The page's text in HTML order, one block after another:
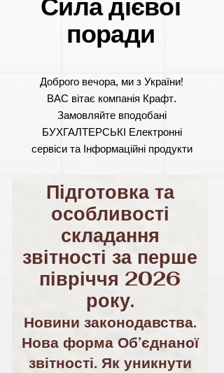
Сила дієвої
поради
Доброго вечора, ми з України!
ВАС вітає компанія Крафт.
Замовляйте вподобані
БУХГАЛТЕРСЬКІ Електронні
сервіси та Інформаційні продукти
Підготовка та
особливості
складання
звітності за перше
півріччя 2026
року.
Новини законодавства.
Нова форма Об’єднаної
звітності. Як уникнути